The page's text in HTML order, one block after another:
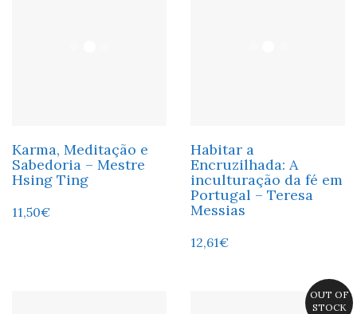
Karma, Meditação e
Sabedoria – Mestre
Hsing Ting
11,50€
Habitar a
Encruzilhada: A
inculturação da fé em
Portugal – Teresa
Messias
12,61€
OUT OF
STOCK